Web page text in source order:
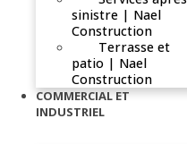
sinistre | Nael
Construction
Terrasse et
patio | Nael
Construction
COMMERCIAL ET
INDUSTRIEL